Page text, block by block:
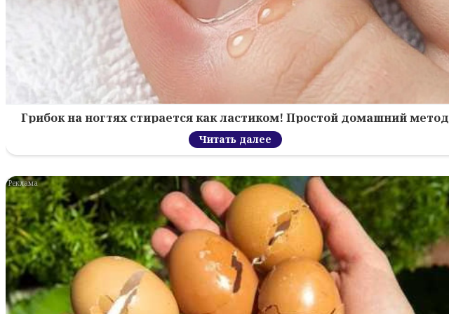
Грибок на ногтях стирается как ластиком! Простой домашний метод
Читать далее